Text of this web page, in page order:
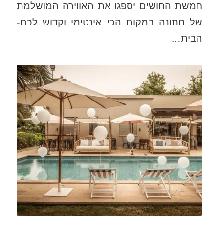
חמשת החושים יספגו את האווירה המושלמת
של חתונה במקום הכי אינטימי וקדוש לכם-
הבית…